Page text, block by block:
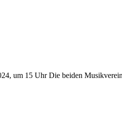
um 15 Uhr Die beiden